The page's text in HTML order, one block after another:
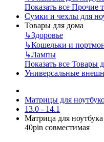
Показать все Прочие
Сумки и чехлы для
Товары для дома
↳Здоровье
↳Кошельки и
↳Лампы
Показать все Товары
Универсальные
Матрицы для
13.0 - 14.1
Матрица для
40pin cовместимая